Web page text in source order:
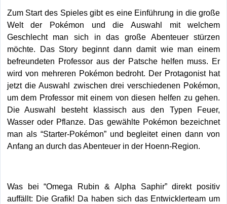
Zum Start des Spieles gibt es eine Einführung in die große
Welt der Pokémon und die Auswahl mit welchem
Geschlecht man sich in das große Abenteuer stürzen
möchte. Das Story beginnt dann damit wie man einem
befreundeten Professor aus der Patsche helfen muss. Er
wird von mehreren Pokémon bedroht. Der Protagonist hat
jetzt die Auswahl zwischen drei verschiedenen Pokémon,
um dem Professor mit einem von diesen helfen zu gehen.
Die Auswahl besteht klassisch aus den Typen Feuer,
Wasser oder Pflanze. Das gewählte Pokémon bezeichnet
man als “Starter-Pokémon” und begleitet einen dann von
Anfang an durch das Abenteuer in der Hoenn-Region.
Was bei “Omega Rubin & Alpha Saphir” direkt positiv
auffällt: Die Grafik! Da haben sich das Entwicklerteam um